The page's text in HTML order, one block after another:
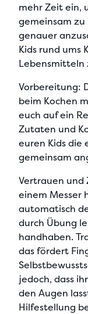
mehr Zeit ein,
gemeinsam
genauer
Kids rund ums
Lebensmitteln
Vorbereitung:
beim Kochen
euch auf ein
Zutaten und
euren Kids die
gemeinsam
Vertrauen und
einem Messer
automatisch
durch Übung
handhaben.
das fördert
jedoch, dass
den Augen
Hilfestellung